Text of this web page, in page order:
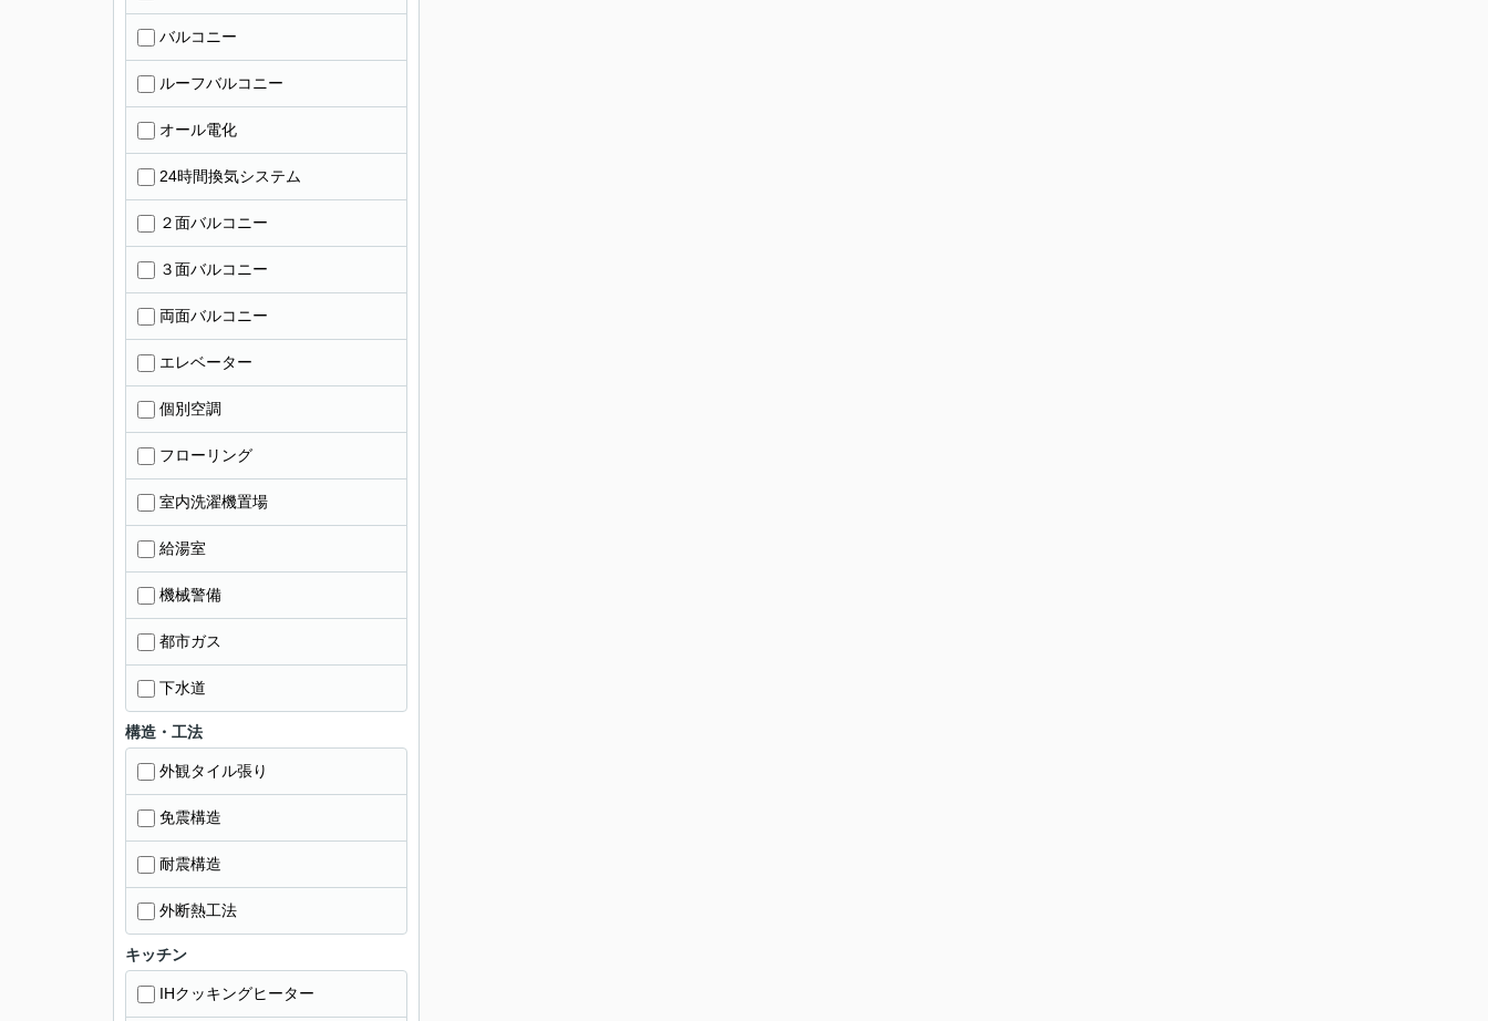
バルコニー
ルーフバルコニー
オール電化
24時間換気システム
２面バルコニー
３面バルコニー
両面バルコニー
エレベーター
個別空調
フローリング
室内洗濯機置場
給湯室
機械警備
都市ガス
下水道
構造・工法
外観タイル張り
免震構造
耐震構造
外断熱工法
キッチン
IHクッキングヒーター